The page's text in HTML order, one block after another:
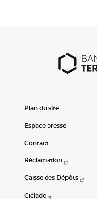
Plan du site
Espace presse
Contact
Réclamation
Caisse des Dépôts
Ciclade